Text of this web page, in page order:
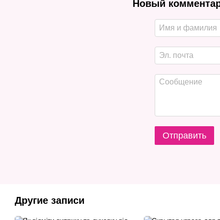
Новый
Отправить
Другие записи